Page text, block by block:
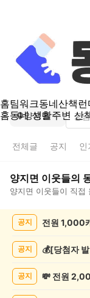
홈팀워크동네산책런
홈동네 생활주변 산
양지면
전체글 공지 인
양지면 이웃들의
양지면 이웃들이 직접
공지 전원 1,000
공지
공지